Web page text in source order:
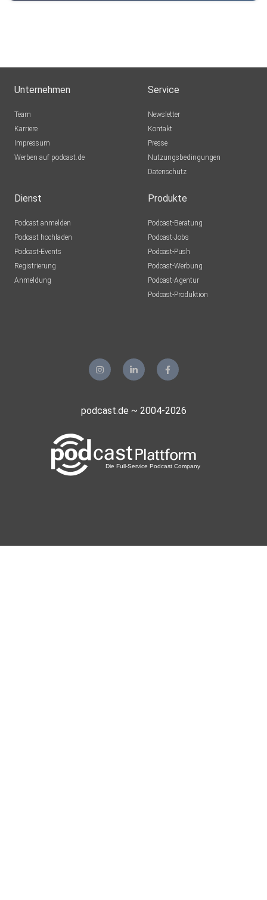
Unternehmen
Team
Karriere
Impressum
Werben auf podcast.de
Service
Newsletter
Kontakt
Presse
Nutzungsbedingungen
Datenschutz
Dienst
Podcast anmelden
Podcast hochladen
Podcast-Events
Registrierung
Anmeldung
Produkte
Podcast-Beratung
Podcast-Jobs
Podcast-Push
Podcast-Werbung
Podcast-Agentur
Podcast-Produktion
podcast.de ~ 2004-2026